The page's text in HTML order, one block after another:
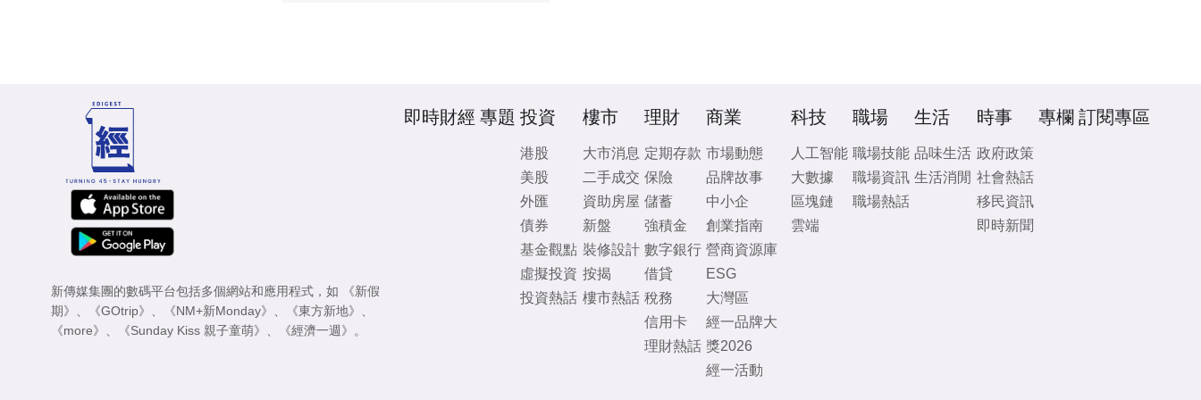
新傳媒集團的數碼平台包括多個網站和應用程式，如
《新假
期》
《GOtrip》 《NM+新Monday》 《東方新地》
《more》
《Sunday Kiss 親子童萌》 《經濟一週》 。
即時財經 專題 投資
港股
美股
外匯
債券
基金觀點
虛擬投資
投資熱話
樓市
大市消息
二手成交
資助房屋
新盤
裝修設計
按揭
樓市熱話
理財
定期存款
保險
儲蓄
強積金
數字銀行
借貸
稅務
信用卡
理財熱話
商業
市場動態
品牌故事
中小企
創業指南
營商資源庫
ESG
大灣區
經一品牌大
獎2026
經一活動
科技
人工智能
大數據
區塊鏈
雲端
職場
職場技能
職場資訊
職場熱話
生活
品味生活
生活消閒
時事
政府政策
社會熱話
移民資訊
即時新聞
專欄 訂閱專區